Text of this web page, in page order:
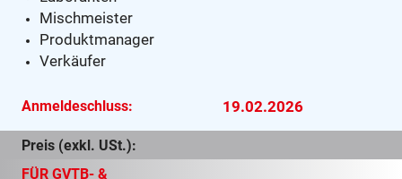
Mischmeister
Produktmanager
Verkäufer
Anmeldeschluss: 19.02.2026
Preis (exkl. USt.):
FÜR GVTB- &